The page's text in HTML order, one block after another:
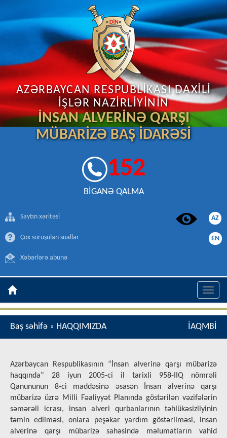
AZƏRBAYCAN RESPUBLİKASI DAXİLİ
İŞLƏR NAZİRLİYİNİN
İNSAN ALVERİNƏ QARŞI
MÜBARİZƏ BAŞ İDARƏSİ
152
BİGANƏ QALMA
Saytın xəritəsi
Çox soruşulan suallar
Xəbərlərə abunə
AZ
EN
Toggle
Baş səhifə » HAQQIMIZDA İAQMBİ
Azərbaycan Respublikasının “İnsan alverinə qarşı mübarizə
haqqında” 28 iyun 2005-ci il tarixli 958-IIQ nömrəli
Qanununun 8-ci maddəsinə əsasən İnsan alverinə qarşı
mübarizə üzrə Milli Fəaliyyət Planında göstərilən vəzifələrin
səmərəli icrası, insan alveri qurbanlarının təhlükəsizliyinin
təmin edilməsi, onlara peşəkar yardım göstərilməsi, insan
alverinə qarşı mübarizə sahəsində məlumatların vahid